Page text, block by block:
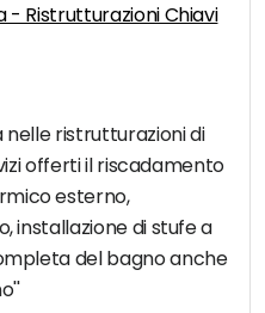
- Ristrutturazioni Chiavi
nelle ristrutturazioni di
offerti il riscadamento
esterno,
installazione di stufe a
del bagno anche